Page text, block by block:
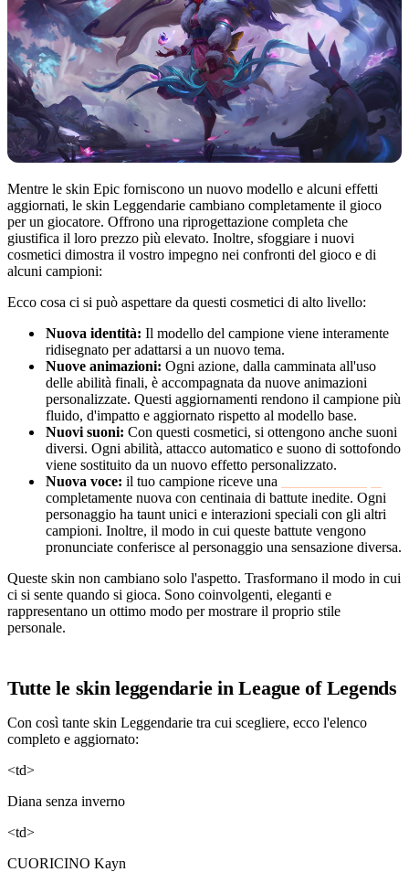
Mentre le skin Epic forniscono un nuovo modello e alcuni effetti
aggiornati, le skin Leggendarie cambiano completamente il gioco
per un giocatore. Offrono una riprogettazione completa che
giustifica il loro prezzo più elevato. Inoltre, sfoggiare i nuovi
cosmetici dimostra il vostro impegno nei confronti del gioco e di
alcuni campioni:
Ecco cosa ci si può aspettare da questi cosmetici di alto livello:
Nuova identità: Il modello del campione viene interamente
ridisegnato per adattarsi a un nuovo tema.
Nuove animazioni: Ogni azione, dalla camminata all'uso
delle abilità finali, è accompagnata da nuove animazioni
personalizzate. Questi aggiornamenti rendono il campione più
fluido, d'impatto e aggiornato rispetto al modello base.
Nuovi suoni: Con questi cosmetici, si ottengono anche suoni
diversi. Ogni abilità, attacco automatico e suono di sottofondo
viene sostituito da un nuovo effetto personalizzato.
Nuova voce: il tuo campione riceve una
completamente nuova con centinaia di battute inedite. Ogni
personaggio ha taunt unici e interazioni speciali con gli altri
campioni. Inoltre, il modo in cui queste battute vengono
pronunciate conferisce al personaggio una sensazione diversa.
Queste skin non cambiano solo l'aspetto. Trasformano il modo in cui
ci si sente quando si gioca. Sono coinvolgenti, eleganti e
rappresentano un ottimo modo per mostrare il proprio stile
personale.
Tutte le skin leggendarie in League of Legends
Con così tante skin Leggendarie tra cui scegliere, ecco l'elenco
completo e aggiornato:
<td>
Diana senza inverno
<td>
CUORICINO Kayn